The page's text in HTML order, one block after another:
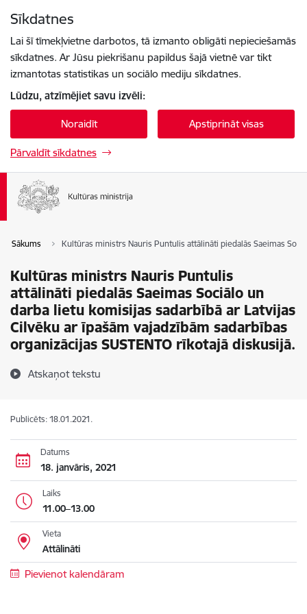
Sīkdatnes
Lai šī tīmekļvietne darbotos, tā izmanto obligāti nepieciešamās
sīkdatnes. Ar Jūsu piekrišanu papildus šajā vietnē var tikt
izmantotas statistikas un sociālo mediju sīkdatnes.
Lūdzu, atzīmējiet savu izvēli:
Noraidīt Apstiprināt visas
Pārvaldīt sīkdatnes
Sākums Kultūras ministrs Nauris Puntulis attālināti piedalās Saeimas
Kultūras ministrs Nauris Puntulis
attālināti piedalās Saeimas Sociālo un
darba lietu komisijas sadarbībā ar Latvijas
Cilvēku ar īpašām vajadzībām sadarbības
organizācijas SUSTENTO rīkotajā diskusijā.
Atskaņot tekstu
Publicēts: 18.01.2021.
Datums
18. janvāris, 2021
Laiks
11.00–13.00
Vieta
Attālināti
Pievienot kalendāram